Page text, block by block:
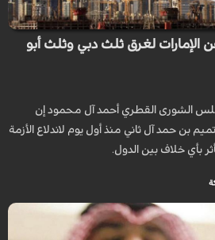
الإمارات لغرق ثلث دبي وثلث أبو
الشورى القطري أحمد آل محمود إن
بن حمد آل ثاني منذ أول يوم لاندلاع الأزمة
بأي خلاف بين الدول.